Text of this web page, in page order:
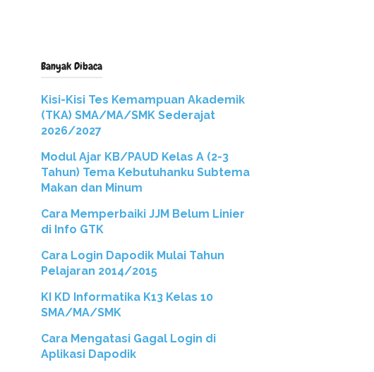
Banyak Dibaca
Kisi-Kisi Tes Kemampuan Akademik
(TKA) SMA/MA/SMK Sederajat
2026/2027
Modul Ajar KB/PAUD Kelas A (2-3
Tahun) Tema Kebutuhanku Subtema
Makan dan Minum
Cara Memperbaiki JJM Belum Linier
di Info GTK
Cara Login Dapodik Mulai Tahun
Pelajaran 2014/2015
KI KD Informatika K13 Kelas 10
SMA/MA/SMK
Cara Mengatasi Gagal Login di
Aplikasi Dapodik